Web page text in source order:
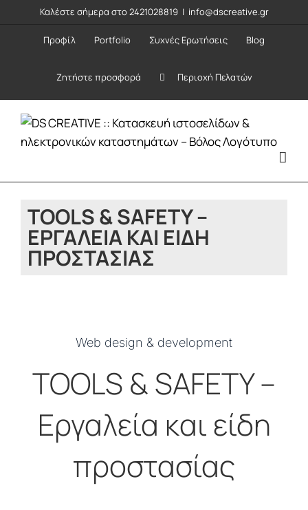
Μετάβαση
περιεχόμενο
Καλέστε σήμερα στο 2421028819 | info@dscreative.gr
Προφίλ Portfolio Συχνές Ερωτήσεις Blog
Ζητήστε προσφορά Περιοχή Πελατών
TOOLS & SAFETY –
ΕΡΓΑΛΕΊΑ ΚΑΙ ΕΊΔΗ
ΠΡΟΣΤΑΣΊΑΣ
Web design & development
TOOLS & SAFETY –
Εργαλεία και είδη
προστασίας